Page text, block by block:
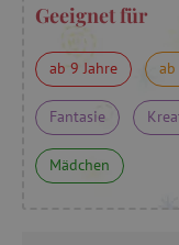
Geeignet für
ab 9 Jahre ab
Fantasie
Mädchen